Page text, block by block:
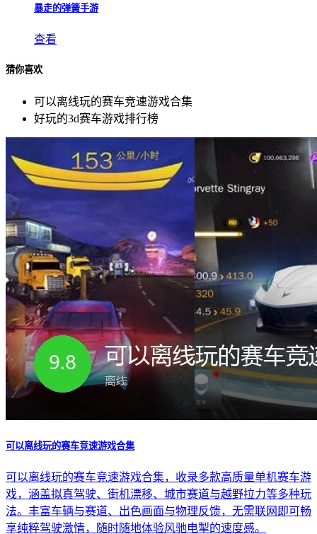
暴走的弹簧手游
查看
猜你喜欢
可以离线玩的赛车竞速游戏合集
好玩的3d赛车游戏排行榜
可以离线玩的赛车竞速游戏合集
可以离线玩的赛车竞速游戏合集，收录多款高质量单机赛车游
戏，涵盖拟真驾驶、街机漂移、城市赛道与越野拉力等多种玩
法。丰富车辆与赛道、出色画面与物理反馈，无需联网即可畅
享纯粹驾驶激情，随时随地体验风驰电掣的速度感。